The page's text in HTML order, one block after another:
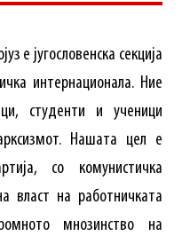
е југословенска секција
интернационала. Ние
студенти и ученици
Нашата цел е
со комунистичка
власт на работничката
мнозинство на